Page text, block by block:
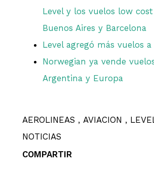
Level y los vuelos low
Buenos Aires y Barcelona
Level agregó más vuelos
Norwegian ya vende
Argentina y Europa
AEROLINEAS AVIACION
NOTICIAS
COMPARTIR